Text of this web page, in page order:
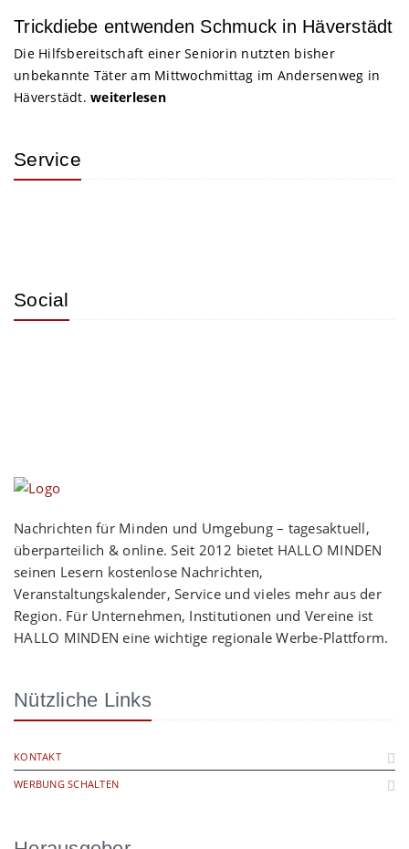
Trickdiebe entwenden Schmuck in Häverstädt
Die Hilfsbereitschaft einer Seniorin nutzten bisher
unbekannte Täter am Mittwochmittag im Andersenweg in
Häverstädt. weiterlesen
Service
Social
Nachrichten für Minden und Umgebung – tagesaktuell,
überparteilich & online. Seit 2012 bietet HALLO MINDEN
seinen Lesern kostenlose Nachrichten,
Veranstaltungskalender, Service und vieles mehr aus der
Region. Für Unternehmen, Institutionen und Vereine ist
HALLO MINDEN eine wichtige regionale Werbe-Plattform.
Nützliche Links
KONTAKT
WERBUNG SCHALTEN